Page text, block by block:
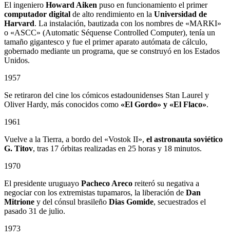
El ingeniero Howard Aiken puso en funcionamiento el primer
computador digital de alto rendimiento en la Universidad de
Harvard. La instalación, bautizada con los nombres de «MARKI»
o «ASCC» (Automatic Séquense Controlled Computer), tenía un
tamaño gigantesco y fue el primer aparato autómata de cálculo,
gobernado mediante un programa, que se construyó en los Estados
Unidos.
1957
Se retiraron del cine los cómicos estadounidenses Stan Laurel y
Oliver Hardy, más conocidos como «El Gordo» y «El Flaco».
1961
Vuelve a la Tierra, a bordo del «Vostok II», el astronauta soviético
G. Titov, tras 17 órbitas realizadas en 25 horas y 18 minutos.
1970
El presidente uruguayo Pacheco Areco reiteró su negativa a
negociar con los extremistas tupamaros, la liberación de Dan
Mitrione y del cónsul brasileño Dias Gomide, secuestrados el
pasado 31 de julio.
1973